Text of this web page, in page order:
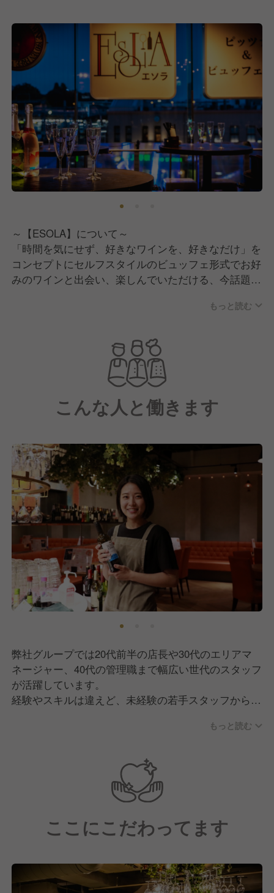
～【ESOLA】について～
「時間を気にせず、好きなワインを、好きなだけ」を
コンセプトにセルフスタイルのビュッフェ形式でお好
みのワインと出会い、楽しんでいただける、今話題の
以上のワインが揃い、手作りピザやパスタなどが楽し
みるカジュアルなイタリアン業態です。
また、ライブ感あるオープンキッチンから繰り出され
る料理とフォトジェニックなワインシャンデリアが創
り出す心地よい空間は各メディアからも注目されてお
今後は積極的な新規出店やFC展開も予定していま
す。
もっと読む
こんな人と働きます
弊社グループでは20代前半の店長や30代のエリアマ
ネージャー、40代の管理職まで幅広い世代のスタッフ
が活躍しています。
経験やスキルは違えど、未経験の若手スタッフから責
30代が中心のアットホームでのびのびと働ける環境で
未経験やアルバイトスタッフから責任者になったスタ
ッフも多数在籍しています。
もっと読む
ここにこだわってます